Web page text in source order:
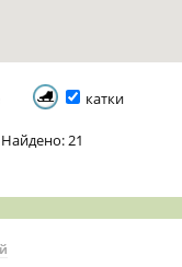
катки
Найдено: 21